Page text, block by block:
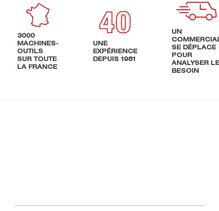
3000
MACHINES-
OUTILS
SUR TOUTE
LA FRANCE
UNE
EXPÉRIENCE
DEPUIS 1981
UN
SE DÉPLACE
POUR
ANALYSER LE
BESOIN